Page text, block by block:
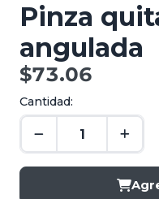
Pinza
angulada
$73.06
Cantidad: